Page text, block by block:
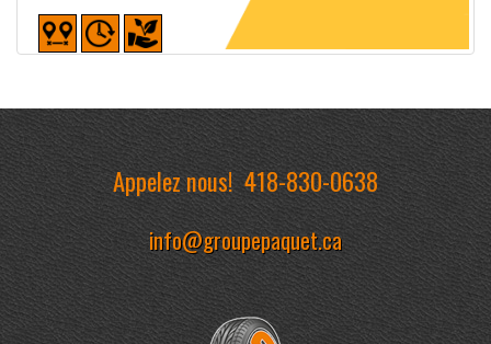
Appelez nous!418-830-0638
info@groupepaquet.ca